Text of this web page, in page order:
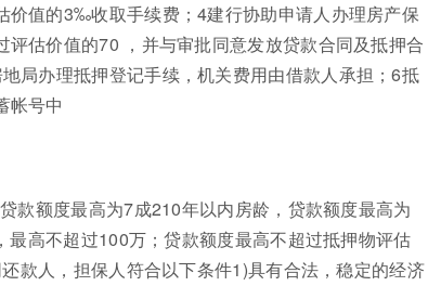
价值的3‰收取手续费；4建行协助申请人办理房产保
估价值的70 ，并与审批同意发放贷款合同及抵押合
局办理抵押登记手续，机关费用由借款人承担；6抵
帐号中
款额度最高为7成210年以内房龄，贷款额度最高为
高不超过100万；贷款额度最高不超过抵押物评估
款人，担保人符合以下条件1)具有合法，稳定的经济